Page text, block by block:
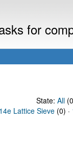
for
State: All
14e Lattice Sieve (0) ·